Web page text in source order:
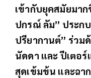
เข้ากับยุคสมัยมา
ปกรณ์ ลัม” ประก
ปรียากานต์” ร่วม
นัดดา และ ปีเตอ
สุดเข้มข้น และฉา